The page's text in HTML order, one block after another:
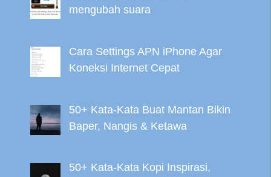
mengubah suara
Cara Settings APN iPhone Agar
Koneksi Internet Cepat
50+ Kata-Kata Buat Mantan Bikin
Baper, Nangis & Ketawa
50+ Kata-Kata Kopi Inspirasi,